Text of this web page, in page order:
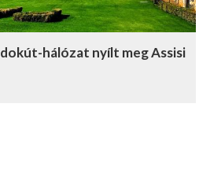
hálózat nyílt meg Assisi